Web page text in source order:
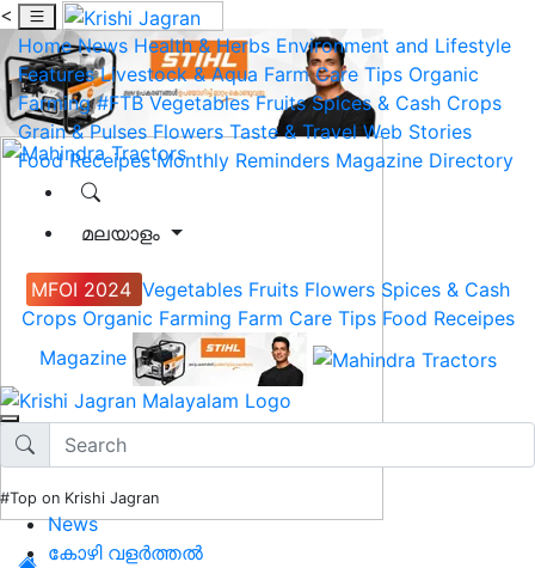
<
Home News Health & Herbs Environment and Lifestyle
Features Livestock & Aqua Farm Care Tips Organic
Farming #FTB Vegetables Fruits Spices & Cash Crops
Grain & Pulses Flowers Taste & Travel Web Stories
Food Receipes Monthly Reminders Magazine Directory
മലയാളം
MFOI 2024 Vegetables Fruits Flowers Spices & Cash
Crops Organic Farming Farm Care Tips Food Receipes
Magazine
#Top on Krishi Jagran
News
കോഴി വളർത്തൽ